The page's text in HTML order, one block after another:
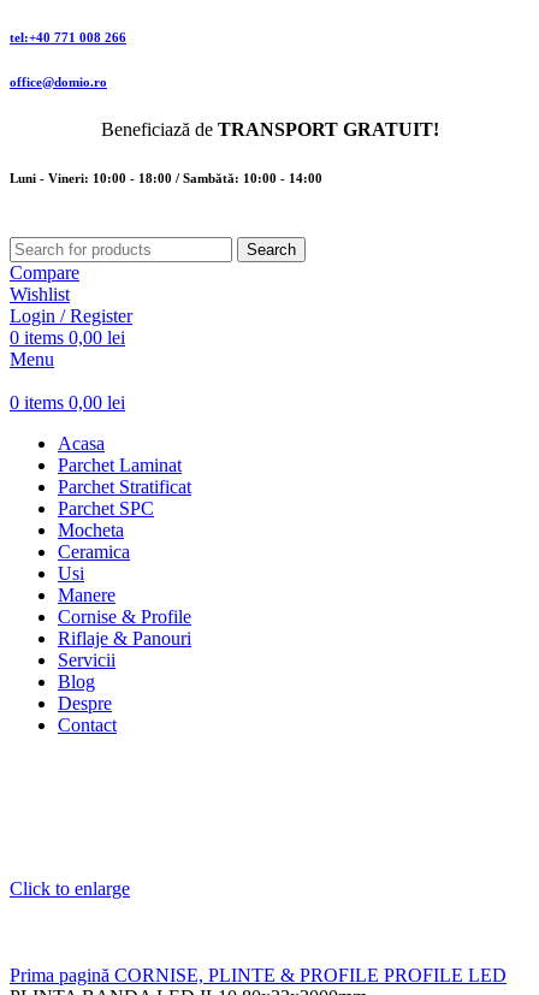
tel:+40 771 008 266
office@domio.ro
Beneficiază de TRANSPORT GRATUIT!
Luni - Vineri: 10:00 - 18:00 / Sambătă: 10:00 - 14:00
Search
Compare
Wishlist
Login / Register
0 items 0,00 lei
Menu
0 items 0,00 lei
Acasa
Parchet Laminat
Parchet Stratificat
Parchet SPC
Mocheta
Ceramica
Usi
Manere
Cornise & Profile
Riflaje & Panouri
Servicii
Blog
Despre
Contact
Click to enlarge
Prima pagină CORNISE, PLINTE & PROFILE PROFILE LED